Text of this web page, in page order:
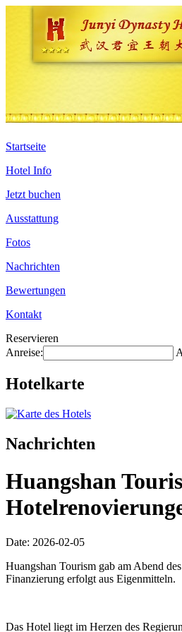
Startseite
Hotel Info
Jetzt buchen
Ausstattung
Fotos
Nachrichten
Bewertungen
Kontakt
Reservieren
Anreise:
Hotelkarte
Nachrichten
Huangshan
Date: 2026-02-05
Huangshan Tourism gab am Abend
Finanzierung erfolgt aus Eigenmitteln.
Das Hotel liegt im Herzen des